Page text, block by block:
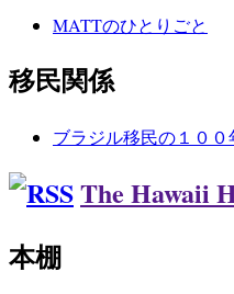
MATTのひとりごと
移民関係
ブラジル移民の１００
The Hawaii
本棚